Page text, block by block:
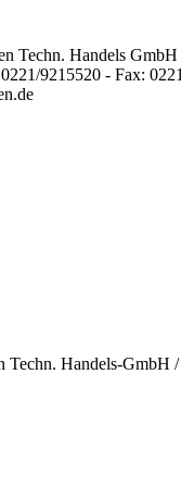
Techn. Handels-GmbH /